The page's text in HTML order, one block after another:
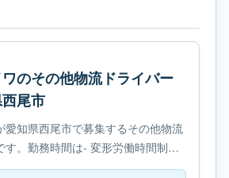
のその他物流ドライバー
尾市
愛知県西尾市で募集するその他物流
す。勤務時間は- 変形労働時間制で
許取得制度ありです。